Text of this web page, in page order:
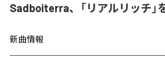
Sadboiterra、「リアルリッチ」
新曲情報